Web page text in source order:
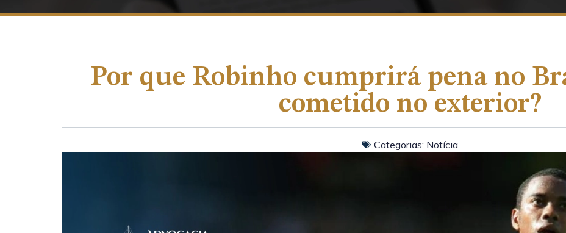
Por que Robinho cumprirá pena no
cometido no exterior?
Categorias: Notícia